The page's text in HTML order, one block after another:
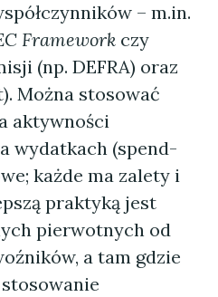
– m.in.
Framework czy
(np. DEFRA) oraz
Można stosować
aktywności
wydatkach (spend-
każde ma zalety i
praktyką jest
pierwotnych od
a tam gdzie